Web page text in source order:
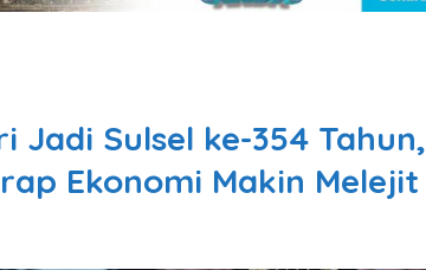
Jadi Sulsel ke-354
Ekonomi Makin Melejit